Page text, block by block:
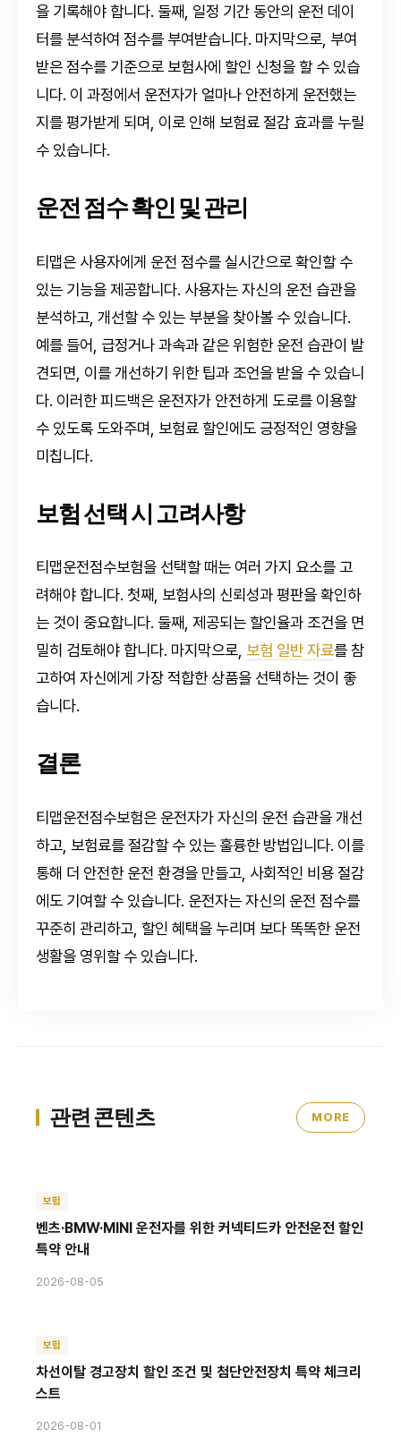
을 기록해야 합니다. 둘째, 일정 기간 동안의 운전 데이
터를 분석하여 점수를 부여받습니다. 마지막으로, 부여
받은 점수를 기준으로 보험사에 할인 신청을 할 수 있습
니다. 이 과정에서 운전자가 얼마나 안전하게 운전했는
지를 평가받게 되며, 이로 인해 보험료 절감 효과를 누릴
수 있습니다.
운전 점수 확인 및 관리
티맵은 사용자에게 운전 점수를 실시간으로 확인할 수
있는 기능을 제공합니다. 사용자는 자신의 운전 습관을
분석하고, 개선할 수 있는 부분을 찾아볼 수 있습니다.
예를 들어, 급정거나 과속과 같은 위험한 운전 습관이 발
견되면, 이를 개선하기 위한 팁과 조언을 받을 수 있습니
다. 이러한 피드백은 운전자가 안전하게 도로를 이용할
수 있도록 도와주며, 보험료 할인에도 긍정적인 영향을
미칩니다.
보험 선택 시 고려사항
티맵운전점수보험을 선택할 때는 여러 가지 요소를 고
려해야 합니다. 첫째, 보험사의 신뢰성과 평판을 확인하
는 것이 중요합니다. 둘째, 제공되는 할인율과 조건을 면
밀히 검토해야 합니다. 마지막으로, 보험 일반 자료를 참
고하여 자신에게 가장 적합한 상품을 선택하는 것이 좋
습니다.
결론
티맵운전점수보험은 운전자가 자신의 운전 습관을 개선
하고, 보험료를 절감할 수 있는 훌륭한 방법입니다. 이를
통해 더 안전한 운전 환경을 만들고, 사회적인 비용 절감
에도 기여할 수 있습니다. 운전자는 자신의 운전 점수를
꾸준히 관리하고, 할인 혜택을 누리며 보다 똑똑한 운전
생활을 영위할 수 있습니다.
관련 콘텐츠 MORE
보험
벤츠·BMW·MINI 운전자를 위한 커넥티드카 안전운전 할인
특약 안내
2026-08-05
보험
차선이탈 경고장치 할인 조건 및 첨단안전장치 특약 체크리
스트
2026-08-01